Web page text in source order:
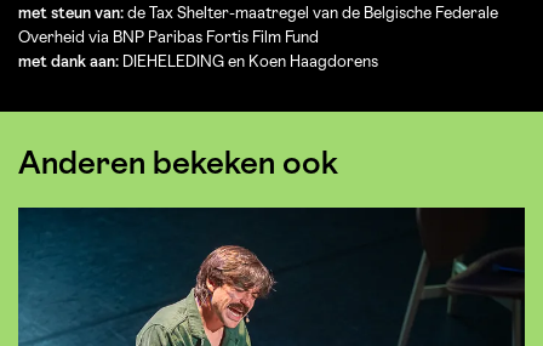
met steun van: de Tax Shelter-maatregel van de Belgische Federale
Overheid via BNP Paribas Fortis Film Fund
met dank aan: DIEHELEDING en Koen Haagdorens
Anderen bekeken ook